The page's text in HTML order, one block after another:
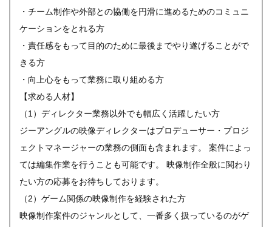
・チーム制作や外部との協働を円滑に進めるためのコミュニ
ケーションをとれる方
・責任感をもって目的のために最後までやり遂げることがで
きる方
・向上心をもって業務に取り組める方
【求める人材】
（1）ディレクター業務以外でも幅広く活躍したい方
ジーアングルの映像ディレクターはプロデューサー・プロジ
ェクトマネージャーの業務の側面も含まれます。 案件によっ
ては編集作業を行うことも可能です。 映像制作全般に関わり
たい方の応募をお待ちしております。
（2）ゲーム関係の映像制作を経験された方
映像制作案件のジャンルとして、一番多く扱っているのがゲ